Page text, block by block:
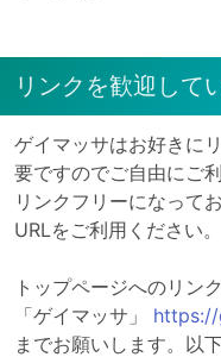
リンクを歓迎して
ゲイマッサはお好きに
要ですのでご自由にご
リンクフリーになって
URLをご利用ください。
トップページへのリン
「ゲイマッサ」 https://
までお願いします。以